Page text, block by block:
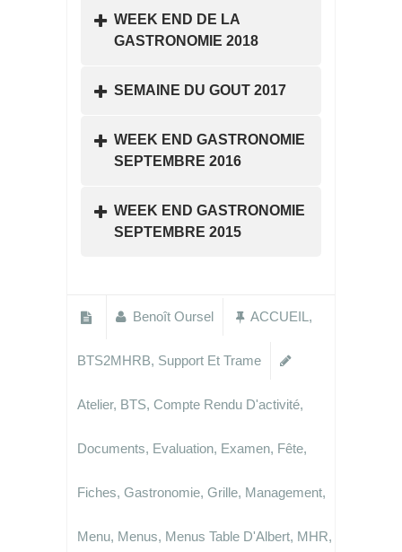
WEEK END DE LA
GASTRONOMIE 2018
SEMAINE DU GOUT 2017
WEEK END GASTRONOMIE
SEPTEMBRE 2016
WEEK END GASTRONOMIE
SEPTEMBRE 2015
Benoît Oursel ACCUEIL ,
BTS2MHRB, Support Et Trame
Atelier, BTS, Compte Rendu D'activité,
Documents, Evaluation, Examen, Fête,
Fiches, Gastronomie, Grille, Management,
Menu, Menus, Menus Table D'Albert, MHR,